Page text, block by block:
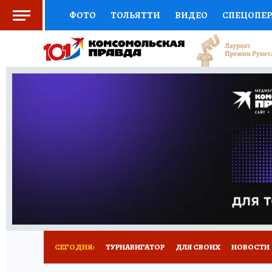
ФОТО ТОЛЬЯТТИ ВИДЕО
СОЦПОДДЕРЖКА НАУКА СПОРТ
ВЫБОР ЭКСПЕРТОВ ДОКТОР
ПРОГНОЗЫ НА СПОРТ
СЕГОДНЯ: ТУРНАВИГАТОР ДЛЯ СВОИХ НОВОСТИ